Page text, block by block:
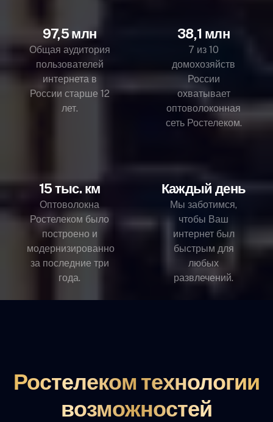
97,5 млн
Общая аудитория
пользователей
интернета в
России старше 12
лет.
38,1 млн
7 из 10
домохозяйств
России
охватывает
оптоволоконная
сеть Ростелеком.
15 тыс. км
Оптоволокна
Ростелеком было
построено и
модернизированно
за последние три
года.
Каждый день
Мы заботимся,
чтобы Ваш
интернет был
быстрым для
любых
развлечений.
Ростелеком технологии
возможностей